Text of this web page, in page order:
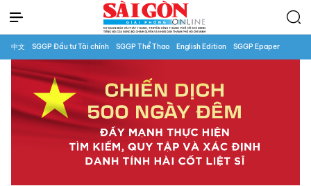
中文 SGGP Đầu tư Tài chính SGGP Thể Thao English Edition SGGP Epaper